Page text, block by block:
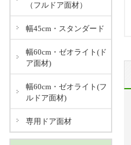
（フルドア面材）
幅45cm・スタンダード
幅60cm・ゼオライト(ド
ア面材)
幅60cm・ゼオライト(フ
ルドア面材)
専用ドア面材